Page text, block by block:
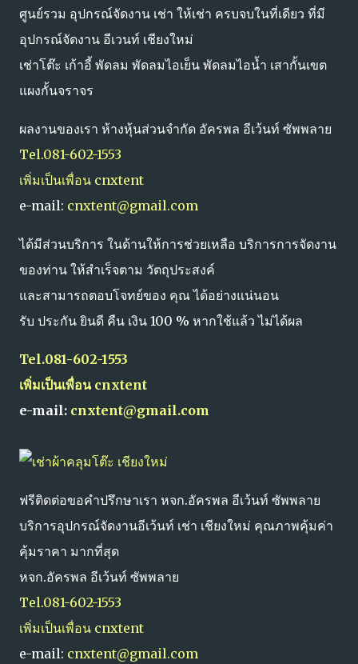
ศูนย์รวม อุปกรณ์จัดงาน เช่า ให้เช่า ครบจบในที่เดียว ที่มี
อุปกรณ์จัดงาน อีเวนท์ เชียงใหม่
เช่าโต๊ะ เก้าอี้ พัดลม พัดลมไอเย็น พัดลมไอน้ำ เสากั้นเขต
แผงกั้นจราจร
ผลงานของเรา ห้างหุ้นส่วนจำกัด อัครพล อีเว้นท์ ซัพพลาย
Tel.081-602-1553
เพิ่มเป็นเพื่อน cnxtent
e-mail: cnxtent@gmail.com
ได้มีส่วนบริการ ในด้านให้การช่วยเหลือ บริการการจัดงาน
ของท่าน ให้สำเร็จตาม วัตถุประสงค์
และสามารถตอบโจทย์ของ คุณ ได้อย่างแน่นอน
รับ ประกัน ยินดี คืน เงิน 100 % หากใช้แล้ว ไม่ได้ผล
Tel.081-602-1553
เพิ่มเป็นเพื่อน cnxtent
e-mail: cnxtent@gmail.com
ฟรีติดต่อขอคำปรึกษาเรา หจก.อัครพล อีเว้นท์ ซัพพลาย
บริการอุปกรณ์จัดงานอีเว้นท์ เช่า เชียงใหม่ คุณภาพคุ้มค่า
คุ้มราคา มากที่สุด
หจก.อัครพล อีเว้นท์ ซัพพลาย
Tel.081-602-1553
เพิ่มเป็นเพื่อน cnxtent
e-mail: cnxtent@gmail.com